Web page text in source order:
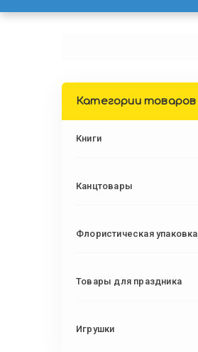
Категории товаров
Книги
Канцтовары
Флористическая упаковка
Товары для праздника
Игрушки